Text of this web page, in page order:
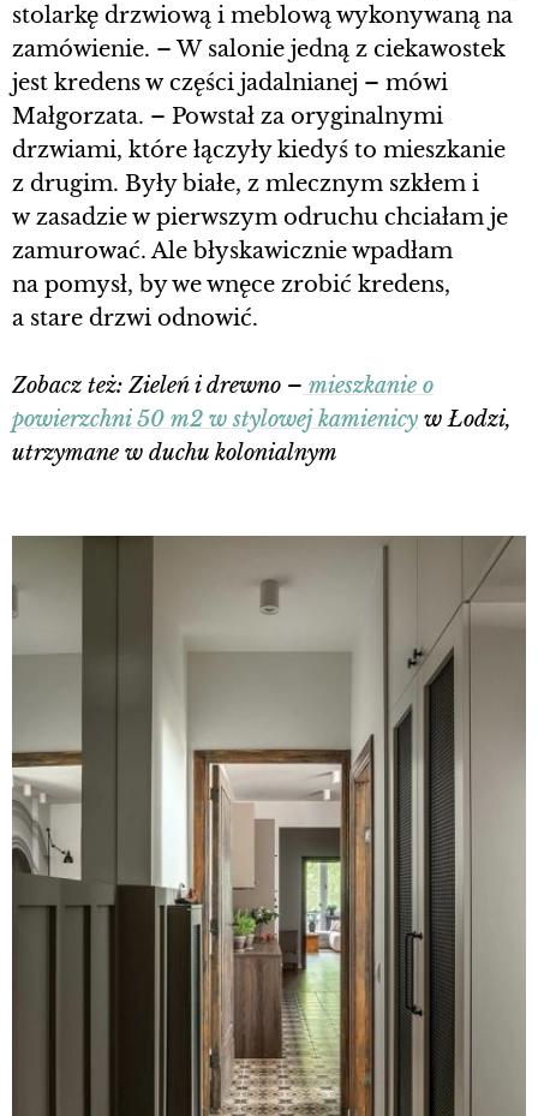
stolarkę drzwiową i meblową wykonywaną na
zamówienie. – W salonie jedną z ciekawostek
jest kredens w części jadalnianej – mówi
Małgorzata. – Powstał za oryginalnymi
drzwiami, które łączyły kiedyś to mieszkanie
z drugim. Były białe, z mlecznym szkłem i
w zasadzie w pierwszym odruchu chciałam je
zamurować. Ale błyskawicznie wpadłam
na pomysł, by we wnęce zrobić kredens,
a stare drzwi odnowić.
Zobacz też: Zieleń i drewno – mieszkanie o
powierzchni 50 m2 w stylowej kamienicy w Łodzi,
utrzymane w duchu kolonialnym